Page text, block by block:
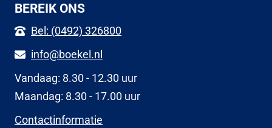
BEREIK ONS
Bel: (0492) 326800
info@boekel.nl
Vandaag: 8.30 - 12.30 uur
Maandag: 8.30 - 17.00 uur
Contactinformatie